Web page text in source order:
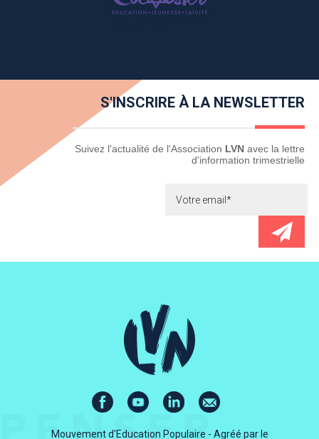
S'INSCRIRE À LA NEWSLETTER
Newsletter Suivez l'actualité de l'Association LVN avec la lettre
d'information trimestrielle
Mouvement d'Education Populaire - Agréé par le